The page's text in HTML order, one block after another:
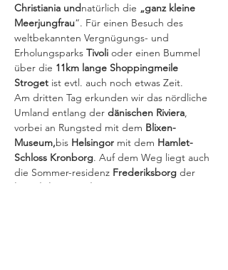
Christiania undnatürlich die „ganz kleine
Meerjungfrau“. Für einen Besuch des
weltbekannten Vergnügungs- und
Erholungsparks Tivoli oder einen Bummel
über die 11km lange Shoppingmeile
Stroget ist evtl. auch noch etwas Zeit.
Am dritten Tag erkunden wir das nördliche
Umland entlang der dänischen Riviera,
vorbei an Rungsted mit dem Blixen-
Museum,bis Helsingor mit dem Hamlet-
Schloss Kronborg. Auf dem Weg liegt auch
die Sommer-residenz Frederiksborg der
königlichen Familie